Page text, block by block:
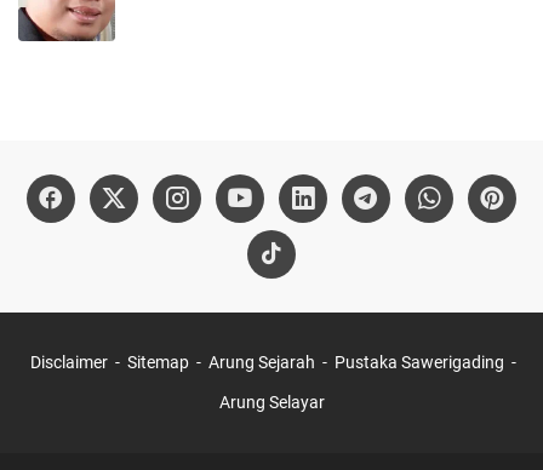
Disclaimer Sitemap Arung Sejarah Pustaka Sawerigading
Arung Selayar